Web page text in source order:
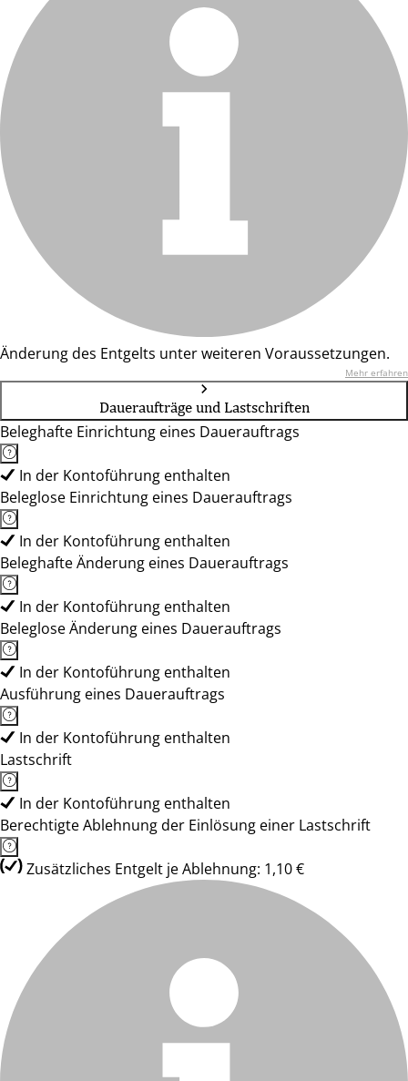
Änderung des Entgelts unter weiteren Voraussetzungen.
Mehr erfahren
Daueraufträge und Lastschriften
Beleghafte Einrichtung eines Dauerauftrags
In der Kontoführung enthalten
Beleglose Einrichtung eines Dauerauftrags
In der Kontoführung enthalten
Beleghafte Änderung eines Dauerauftrags
In der Kontoführung enthalten
Beleglose Änderung eines Dauerauftrags
In der Kontoführung enthalten
Ausführung eines Dauerauftrags
In der Kontoführung enthalten
Lastschrift
In der Kontoführung enthalten
Berechtigte Ablehnung der Einlösung einer Lastschrift
Zusätzliches Entgelt je Ablehnung: 1,10 €